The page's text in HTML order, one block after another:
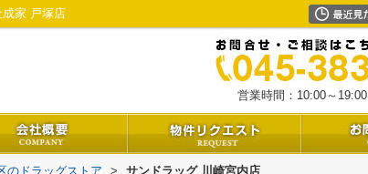
家 戸塚店
営業時間：10:00～19:00
のドラッグストア > サンドラッグ 川崎宮内店